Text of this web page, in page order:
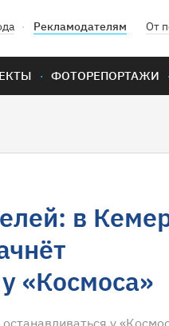
Рекламодателям От
ФОТОРЕПОРТАЖИ
в
«Космоса»
у